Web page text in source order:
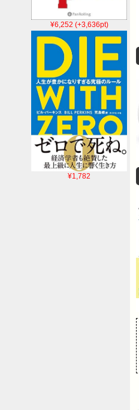
¥6,252 (+3,636pt)
¥1,782